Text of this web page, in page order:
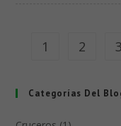
1 2 3
Categorías Del